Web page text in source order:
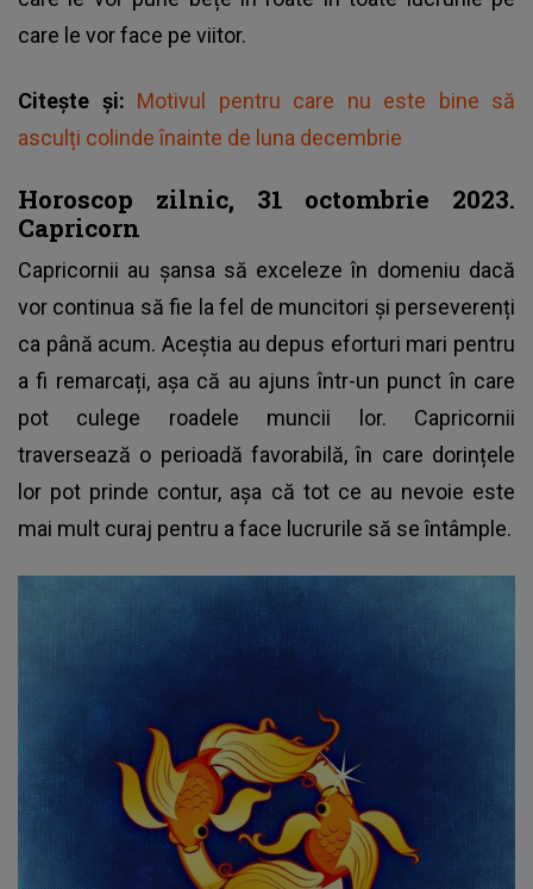
care le vor face pe viitor.
Citește și: Motivul pentru care nu este bine să
asculți colinde înainte de luna decembrie
Horoscop zilnic, 31 octombrie 2023.
Capricorn
Capricornii au șansa să exceleze în domeniu dacă
vor continua să fie la fel de muncitori și perseverenți
ca până acum. Aceștia au depus eforturi mari pentru
a fi remarcați, așa că au ajuns într-un punct în care
pot culege roadele muncii lor. Capricornii
traversează o perioadă favorabilă, în care dorințele
lor pot prinde contur, așa că tot ce au nevoie este
mai mult curaj pentru a face lucrurile să se întâmple.